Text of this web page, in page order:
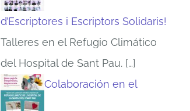
d’Escriptores i Escriptors Solidaris!
Talleres en el Refugio Climático
del Hospital de Sant Pau.[…]
Colaboración en el